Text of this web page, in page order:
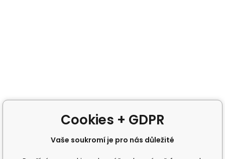
Cookies + GDPR
Vaše soukromí je pro nás důležité